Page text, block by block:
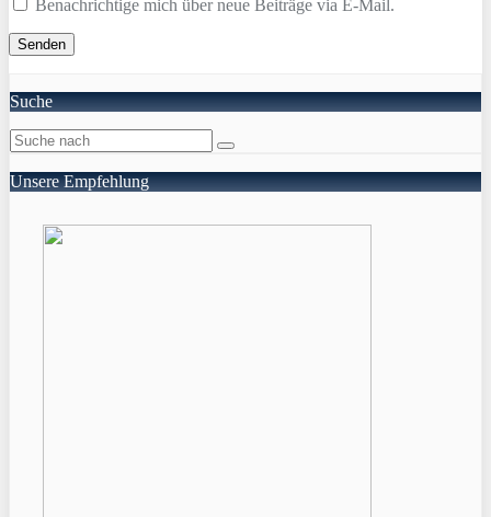
Benachrichtige mich über neue Beiträge via E-Mail.
Suche
Unsere Empfehlung